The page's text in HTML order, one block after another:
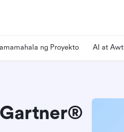
ng Proyekto AI at